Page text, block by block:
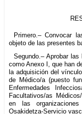
Primero.– Convocar
objeto de las presentes
Segundo.– Aprobar
como Anexo I, que han
la adquisición del
de Médico/a (puesto
Enfermedades
Facultativos/as
en las
Osakidetza-Servicio